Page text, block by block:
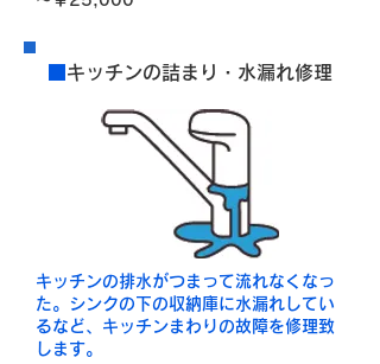
キッチンの詰まり・水漏れ修理
キッチンの排水がつまって流れなくなっ
た。シンクの下の収納庫に水漏れしてい
るなど、キッチンまわりの故障を修理致
します。